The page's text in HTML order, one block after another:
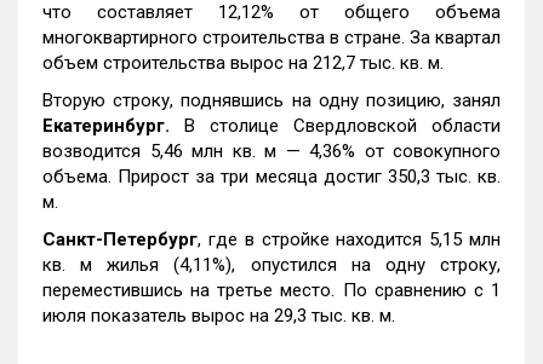
что составляет 12,12% от общего объема
многоквартирного строительства в стране. За квартал
объем строительства вырос на 212,7 тыс. кв. м.
Вторую строку, поднявшись на одну позицию, занял
Екатеринбург. В столице Свердловской области
возводится 5,46 млн кв. м — 4,36% от совокупного
объема. Прирост за три месяца достиг 350,3 тыс. кв.
м.
Санкт-Петербург, где в стройке находится 5,15 млн
кв. м жилья (4,11%), опустился на одну строку,
переместившись на третье место. По сравнению с 1
июля показатель вырос на 29,3 тыс. кв. м.